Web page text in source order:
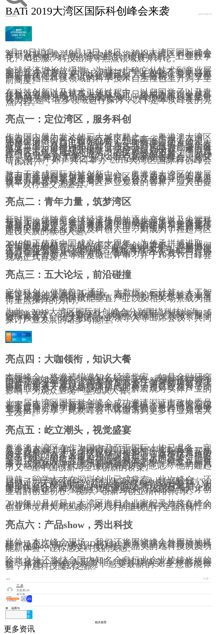
BATi 2019大湾区国际科创峰会来袭
人工智能 2019/09/19
9月19日消息，10月17日-18日，2019大湾区国际峰会
将于深圳正式举行。本次峰会将结合大湾区科创和青
年特色的优势，围绕5G生态、硬件创新、工业数字
化、AI企服、科技出海等热点领域展开讨论。
全球经济增长放缓期，为进一步确立从技术到商业层
面的竞争优势，大国之间科技产业竞争态势更趋激
烈。在这一背景下，以5G通讯、人工智能、量子计算
等新一代信息技术以及集成电路、先进制造、工业生
产等基础性科技领域的科学技术自主性也上升到了空
前高度。
在科技创新以及技术引领过程中，以归国学子以及青
年创业者组成的精英人才队伍正日益成为紧跟全球科
技革命浪潮、最先把握发展先机，进而取得独立竞争
优势的关键推力。本届峰会将以“科技赋能、青年引
领”为主题，在多领域进行探讨，以下是本次峰会的亮
点内容。
亮点一：定位湾区，服务科创
作为国内最为发达的三大城市群之一，粤港澳大湾区
由香港、澳门两个特别行政区和广东省广州、深圳、
珠海、佛山等九个地市组成，总面积5.6万平方公里，
2018年末总人口已达7000万人，拥有丰富的土地、人
才等资源，而且以制造业等为代表的硬科技产业集群
效应突出。是国内开放程度最高、经济活力最强的区
域之一。2019年2月18日，中共中央、国务院印发《粤
港澳大湾区发展规划纲要》。按照规划纲要，粤港澳
大湾区不仅要建成充满活力的世界级城市群、国际科
技创新中心，“科创”成为了湾区发展的主题词。2018
年，亿欧举办了第一届大湾区国际科创峰会（BAT
i）。在去年的基础之上，今年亿欧将再度联合大湾区
研究院（广外）共同举办“2019大湾区国际科创峰会
（BATi）”。
致力于建成国际科技创新中心，粤港澳大湾区的发展
是面向全球科技创新者的，湾区以开放包容的态度，
吸引着全球创新者在这里耕耘、在这里奋斗、在这里
收获。此次峰会也本着开放、包容、创新、活力的会
议举办宗旨，为关注湾区产业发展的各界产业人士提
供一次行业交流盛会。
亮点二：青年力量，筑梦湾区
新时期，伴随着全球经济格局的逐步变化以及尖端科
技对于推动国民经济发展作用的越来越显著，改革开
放步入深水区。粤港澳大湾区的“诞生”正是在深化改
革开放的背景之下，粤港澳大湾区的建设，更需要传
承新中国成立之初顽强拼搏、自力更生的创新精神。
而湾区青年企业家以及科创人士，则成为了扛起湾区
建设大旗的核心人选。
2019年正值新中国成立七十周年，为传承拼搏进取、
不怕困难的精神，鼓励湾区优秀创业青年，激励他们
发挥更大的创造力和价值，自今年8月开始，与粤港澳
大湾区研究院（广外）联合发起粤港澳大湾区“新时代
优秀创业青年评选榜单”。榜单将联合各大机构、协
会、媒体分别从综合素质、影响力、个人成长、行业
贡献、社会责任等维度做出评审，并于10月17日峰会
现场正式首发。
亮点三：五大论坛，前沿碰撞
定位科创，伴随着5G通讯、大数据、云计算、人工智
能等技术的发展以及成熟，新一轮的智能科技产业变
革正加速走向我们的生活。新一轮产业变革浪潮当
中，尖端技术如何赋能垂直产业以及相关场景成为值
得重点探讨的方向。
为此，2019大湾区国际科创峰会分别围绕科技出海、5
G赋能文娱、工业数字化、机器人商用、智能企服等
领域设置了5个平行论坛，将重点邀请相关领域资深学
者、投资人、顶尖初创企业领导人等出席会议，共同
探讨产业发展的诸多可能性。
亮点四：大咖领衔，知识大餐
本届峰会，将邀请拟邀知名经济学家、如是金融研究
院院长、如是资本创始合伙人管清友，香港科技大学E
CE系教授李泽湘，北京航空航天大学智慧制造研究院
院长、博士生导师、国家教育部长江学者特聘教授王
田苗等知名学者以及行业顶尖专家，通过每人分享一
小时的形式开展现场授课，他们将通过亿欧舞台，诠
释商业本质、传达商业理解、理解宏观对实体产业的
影响，为观众呈现一堂知识大餐。
上一届大湾区国际科创峰会成功邀请深证市政协委员
刘宏、欧洲科学院院士Joseph、港科大深圳研究院院
长李世玮、深圳超算中心主任冯圣中、科大讯飞AI研
究院联席主席李世鹏、腾讯优图实验室总经理贾佳业
等人出席分享。此次峰会，将邀请到更多行业知名人
士发声。
亮点五：屹立潮头，视觉盛宴
粤港澳大湾区在作为国内乃至于国际上均已具备一定
竞争力的城市群，有着完善且强大的城市网络。此
外，政府对人才也高度重视，积极推出系列政策帮助
海外背景的人才及团队在深圳落户。在这样优越政策
的支持下，留学人才选择了深圳创业，诞生了一批屹
立于“潮头”的企业家。“潮头”是指潮水的浪峰，把自
然中“潮头”的概念用在创业者身上，再适合不过。有
这么一小波人，在商海的潮起潮落之中，站立在潮头
去寻找新的方向。他们的视野引领着创新商业的风
向，他们的坚守代表了创新者的共同意志，他们建起
了又一座中国创新与全球创新的桥梁。
目前，留学人才在深圳创业已成常态，此次峰会，还
启动了“大湾区留学人才创业实录纪录片拍摄计划”。
通过对云天励飞联合创始人兼首席科学家王孝宇、MI
NIEYE CEO刘国清、 AutoX创始人兼CEO肖健雄、大
象声科联合创始人兼CEO苗健彰等6位大湾区海归企业
家进行采访，希望通过真实的镜头，体现留学人才创
业者的创业初心、视野、创新与创业精神的传承。
2019年10月17日，大湾区海归企业家纪录片将在峰会
上首播，并借此机会，对海归企业家在大湾区良性的
创业环境和大湾区政府对人才的重视进行全面剖析。
亮点六：产品show，秀出科技
此外，本次峰会现场，我们还将围绕峰会外围场地搭
建一场包括VR/AR，3D打印、服务机器人等最新的科
技产品show场，秀出一线科技产品尖的端科技以及功
能新体验，让你感受科技的美感。
除此之外还将结合国内知名全息行业企业棱镜光娱的
全息技术，融合人工智能、虚拟现实等多种前沿科
技，搭建一个全息影院，感受最新的5G全息影院体
验，开启科技魔幻之旅。
13 分享：
兰 易
共发表126
篇文章
来，说两句
发
表
相关推荐
更多资讯